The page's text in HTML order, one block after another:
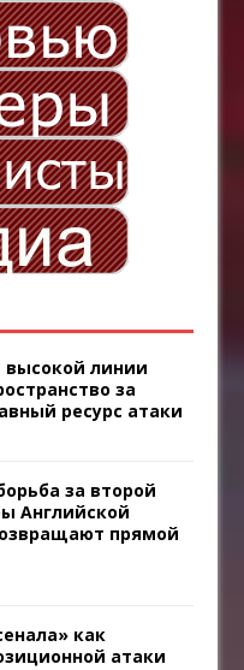
высокой линии
за
ресурс атаки
за второй
Английской
прямой
как
атаки